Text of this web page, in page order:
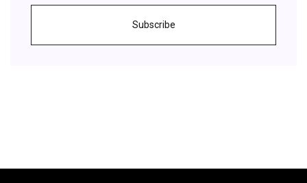
Subscribe